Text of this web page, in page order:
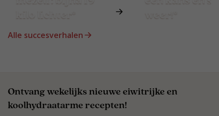
Alle succesverhalen
Ontvang wekelijks nieuwe eiwitrijke en
koolhydraatarme recepten!